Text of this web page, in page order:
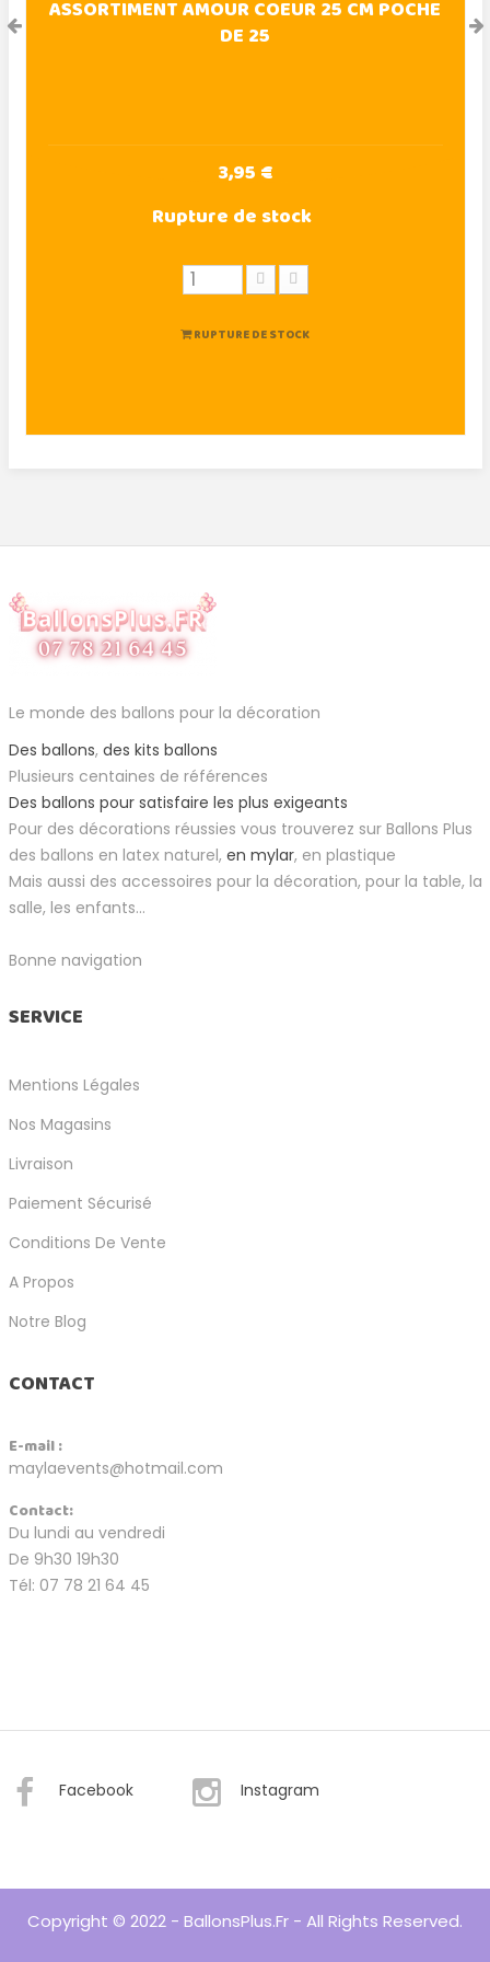
ASSORTIMENT AMOUR COEUR 25 CM POCHE
DE 25
3,95 €
Rupture de stock
RUPTURE DE STOCK
Le monde des ballons pour la décoration
Des ballons, des kits ballons
Plusieurs centaines de références
Des ballons pour satisfaire les plus exigeants
Pour des décorations réussies vous trouverez sur Ballons Plus
des ballons en latex naturel, en mylar, en plastique
Mais aussi des accessoires pour la décoration, pour la table, la
salle, les enfants...
Bonne navigation
SERVICE
Mentions Légales
Nos Magasins
Livraison
Paiement Sécurisé
Conditions De Vente
A Propos
Notre Blog
CONTACT
E-mail :
maylaevents@hotmail.com
Contact:
Du lundi au vendredi
De 9h30 19h30
Tél: 07 78 21 64 45
Facebook Instagram
Copyright © 2022 - BallonsPlus.fr - All Rights Reserved.